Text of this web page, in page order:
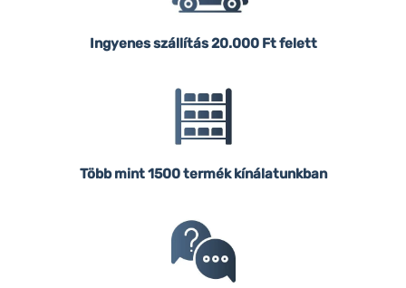
Ingyenes szállítás20.000 Ft felett
Több mint 1500 termék kínálatunkban